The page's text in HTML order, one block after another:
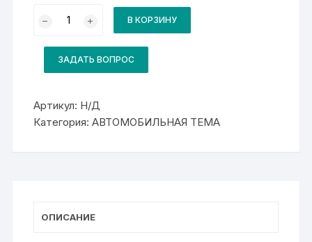
товара
курса
Специалист,
ответственный
безопасности
дорожного
движения
В КОРЗИНУ
ЗАДАТЬ ВОПРОС
Артикул: Н/Д
Категория:АВТОМОБИЛЬНАЯ ТЕМА
ОПИСАНИЕ